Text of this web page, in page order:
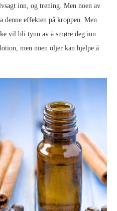
inn, og trening. Men noen av
denne effekten på kroppen. Men
vil bli tynn av å smøre deg inn
men noen oljer kan hjelpe å